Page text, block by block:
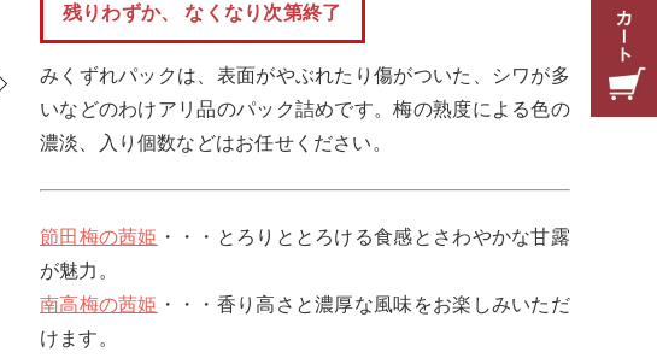
残りわずか、 なくなり次第終了
みくずれパックは、表面がやぶれたり傷がついた、シワが多
いなどのわけアリ品のパック詰めです。梅の熟度による色の
濃淡、入り個数などはお任せください。
節田梅の茜姫 ・・・とろりととろける食感とさわやかな甘露
が魅力。
南高梅の茜姫 ・・・香り高さと濃厚な風味をお楽しみいただ
けます。